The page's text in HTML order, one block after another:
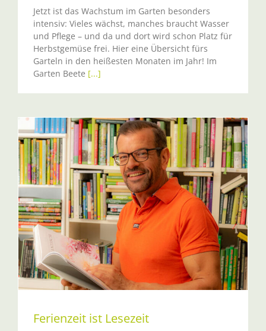
Jetzt ist das Wachstum im Garten besonders
intensiv: Vieles wächst, manches braucht Wasser
und Pflege – und da und dort wird schon Platz für
Herbstgemüse frei. Hier eine Übersicht fürs
Garteln in den heißesten Monaten im Jahr! Im
Garten Beete [...]
Ferienzeit ist Lesezeit